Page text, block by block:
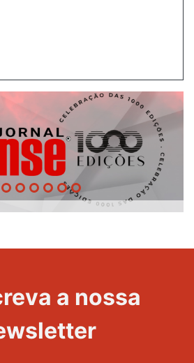
a nossa